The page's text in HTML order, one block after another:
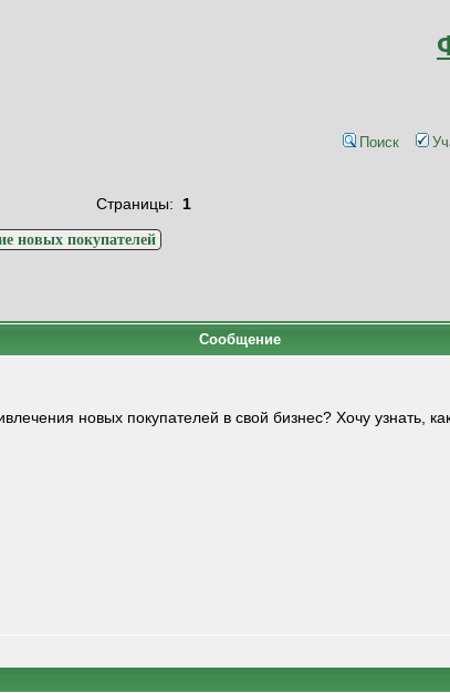
Поиск
Страницы: 1
новых покупателей
Сообщение
новых покупателей в свой бизнес? Хочу узнать,